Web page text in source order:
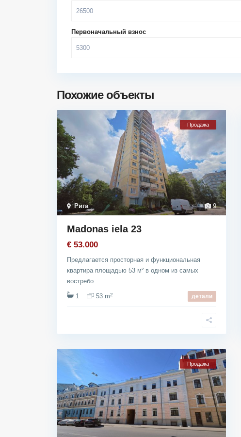
Первоначальный взнос
Похожие объекты
9
Рига
Продажа
Madonas iela 23
€ 53.000
Предлагается просторная и функциональная
квартира площадью 53 м² в одном из самых
востребо
1 53 m2 детали
Продажа